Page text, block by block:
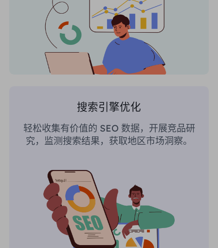
搜索引擎优化
轻松收集有价值的 SEO 数据，开展竞品研
究，监测搜索结果，获取地区市场洞察。